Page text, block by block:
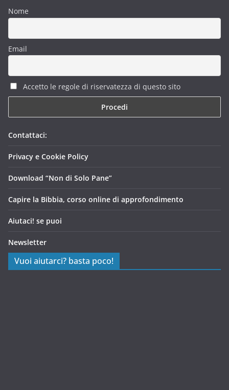
Nome
Email
Accetto le regole di riservatezza di questo sito
Contattaci:
Privacy e Cookie Policy
Download “Non di Solo Pane”
Capire la Bibbia, corso online di approfondimento
Aiutaci! se puoi
Newsletter
Vuoi aiutarci? basta poco!